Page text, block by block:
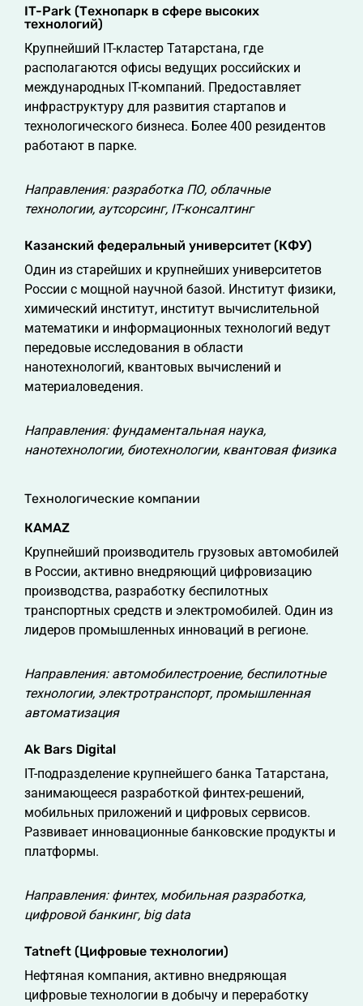
IT-Park (Технопарк в сфере высоких
технологий)
Крупнейший IT-кластер Татарстана, где
располагаются офисы ведущих российских и
международных IT-компаний. Предоставляет
инфраструктуру для развития стартапов и
технологического бизнеса. Более 400 резидентов
работают в парке.
Направления: разработка ПО, облачные
технологии, аутсорсинг, IT-консалтинг
Казанский федеральный университет (КФУ)
Один из старейших и крупнейших университетов
России с мощной научной базой. Институт физики,
химический институт, институт вычислительной
математики и информационных технологий ведут
передовые исследования в области
нанотехнологий, квантовых вычислений и
материаловедения.
Направления: фундаментальная наука,
нанотехнологии, биотехнологии, квантовая физика
Технологические компании
КАМAZ
Крупнейший производитель грузовых автомобилей
в России, активно внедряющий цифровизацию
производства, разработку беспилотных
транспортных средств и электромобилей. Один из
лидеров промышленных инноваций в регионе.
Направления: автомобилестроение, беспилотные
технологии, электротранспорт, промышленная
автоматизация
Ak Bars Digital
IT-подразделение крупнейшего банка Татарстана,
занимающееся разработкой финтех-решений,
мобильных приложений и цифровых сервисов.
Развивает инновационные банковские продукты и
платформы.
Направления: финтех, мобильная разработка,
цифровой банкинг, big data
Tatneft (Цифровые технологии)
Нефтяная компания, активно внедряющая
цифровые технологии в добычу и переработку